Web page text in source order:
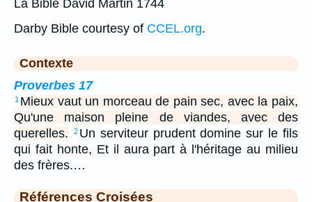
La Bible David Martin 1744
Darby Bible courtesy of CCEL.org.
Contexte
Proverbes 17
1 Mieux vaut un morceau de pain sec, avec la paix,
Qu'une maison pleine de viandes, avec des
querelles.
2 Un serviteur prudent domine sur le fils
qui fait honte, Et il aura part à l'héritage au milieu
des frères.…
Références Croisées